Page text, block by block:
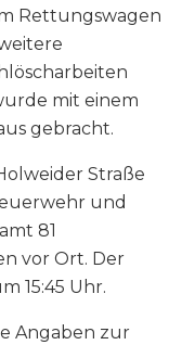
Rettungswagen
mit einem
gebracht.
Straße
und
81
vor Ort. Der
15:45 Uhr.
Angaben zur